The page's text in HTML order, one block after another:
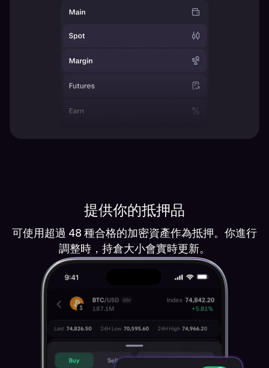
提供你的抵押品
可使用超過 48 種合格的加密資產作為抵押。你進行
調整時，持倉大小會實時更新。